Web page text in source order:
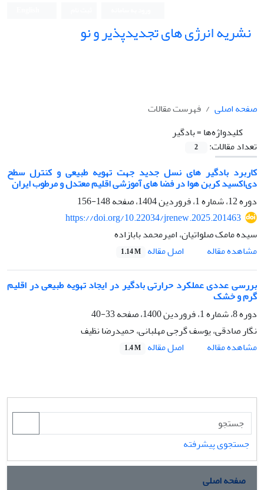
نشریه انرژی های تجدیدپذیر و نو
صفحه اصلی
فهرست مقالات
کلیدواژه‌ها =بادگیر
تعداد مقالات:
2
کاربرد بادگیر های نسل جدید جهت تهویه طبیعی و کنترل سطح
دی‌اکسید کربن هوا در فضا های آموزشی اقلیم معتدل و مرطوب ایران
دوره 12، شماره 1، فروردین 1404، صفحه
148-156
https://doi.org/10.22034/jrenew.2025.201463
سیده مامک صلواتیان، امیرمحمد بابازاده
مشاهده مقاله
اصل مقاله 1.14 M
بررسی عددی عملکرد حرارتی بادگیر در ایجاد تهویه طبیعی در اقلیم
گرم و خشک
دوره 8، شماره 1، فروردین 1400، صفحه
33-40
نگار صادقی، یوسف گرجی مهلبانی، حمیدرضا نظیف
مشاهده مقاله
اصل مقاله 1.4 M
جستجوی پیشرفته
صفحه اصلی